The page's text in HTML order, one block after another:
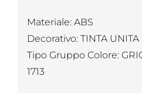
Materiale: ABS
Decorativo: TINTA UNITA
Tipo Gruppo Colore:
1713